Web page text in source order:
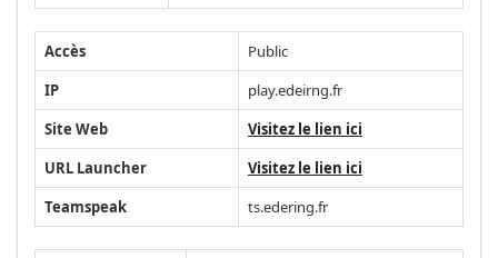
Accès
Public
IP
play.edeirng.fr
Site Web
Visitez le lien ici
URL Launcher
Visitez le lien ici
Teamspeak
ts.edering.fr